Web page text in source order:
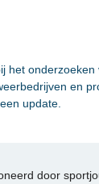
het
en
​​update.
door